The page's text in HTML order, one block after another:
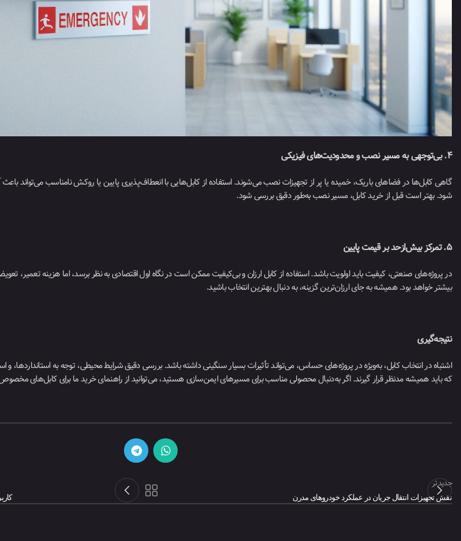
۴. بی‌توجهی به مسیر نصب و محدودیت‌های فیزیکی
گاهی کابل‌ها در فضاهای باریک، خمیده یا پر از تجهیزات نصب می‌شوند. استفاده از کابل‌هایی با انعطاف‌پذیری پایین یا روکش نامناسب می‌تواند
شود. بهتر است قبل از خرید کابل، مسیر نصب به‌طور دقیق بررسی شود.
۵. تمرکز بیش‌ازحد بر قیمت پایین
در پروژه‌های صنعتی، کیفیت باید اولویت باشد. استفاده از کابل ارزان و بی‌کیفیت ممکن است در نگاه اول اقتصادی به نظر برسد، اما هزینه تعمیر،
بیشتر خواهد بود. همیشه به جای ارزان‌ترین گزینه، به دنبال بهترین انتخاب باشید.
نتیجه‌گیری
اشتباه در انتخاب کابل، به‌ویژه در پروژه‌های حساس، می‌تواند تأثیرات بسیار سنگینی داشته باشد. بررسی دقیق شرایط محیطی، توجه به استانداردها،
که باید همیشه مدنظر قرار گیرند. اگر به‌دنبال محصولی مناسب برای مسیرهای ایمن‌سازی هستید، می‌توانید از راهنمای خرید ما برای کابل‌های
جدیدتر
نقش تجهیزات انتقال جریان در عملکرد خودروهای مدرن